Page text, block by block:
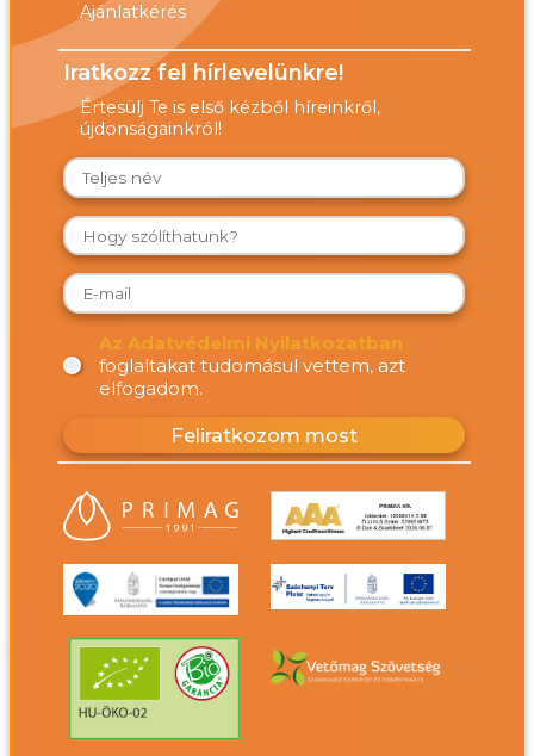
Ajánlatkérés
Iratkozz fel hírlevelünkre!
Értesülj Te is első kézből híreinkről,
újdonságainkról!
Az Adatvédelmi Nyilatkozatban
foglaltakat tudomásul vettem, azt
elfogadom.
Feliratkozom most